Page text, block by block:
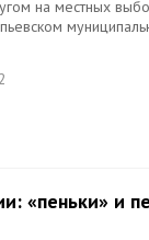
на местных
«пеньки» и